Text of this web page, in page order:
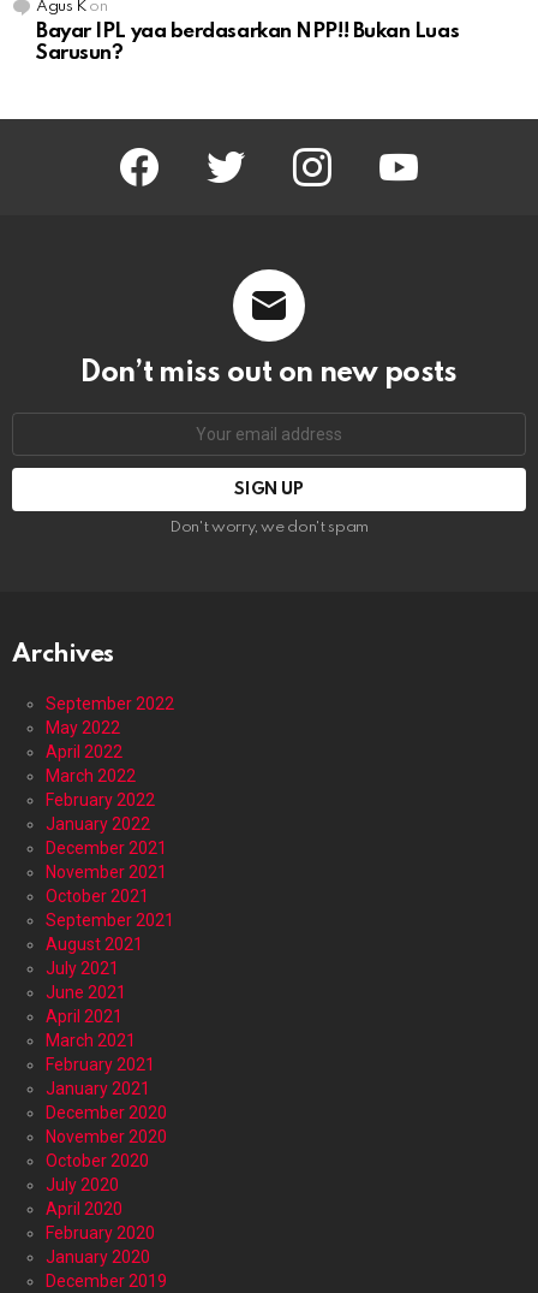
Agus Kon
Bayar IPL yaa berdasarkan NPP!! Bukan Luas
Sarusun?
facebook twitter instagram youtube
Don’t miss out on new posts
Don't worry, we don't spam
Archives
September 2022
May 2022
April 2022
March 2022
February 2022
January 2022
December 2021
November 2021
October 2021
September 2021
August 2021
July 2021
June 2021
April 2021
March 2021
February 2021
January 2021
December 2020
November 2020
October 2020
July 2020
April 2020
February 2020
January 2020
December 2019